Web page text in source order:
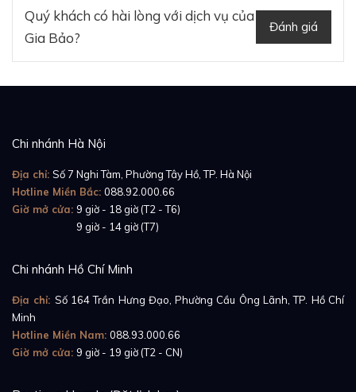
Như các bạn đã biết, Rolex và Wimbledon có mối
hiệu, và đó cũng là lý do Rolex cho ra mắt phiên bản
mặt số đặc biệt này.
Quý khách có hài lòng với dịch vụ của
Gia Bảo?
Đánh giá
Chi nhánh Hà Nội
Địa chỉ: Số 7 Nghi Tàm, Phường Tây Hồ, TP. Hà Nội
Hotline Miền Bắc: 088.92.000.66
Giờ mở cửa: 9 giờ - 18 giờ (T2 - T6)
9 giờ - 14 giờ (T7)
Chi nhánh Hồ Chí Minh
Địa chỉ: Số 164 Trần Hưng Đạo, Phường Cầu Ông Lãnh, TP. Hồ Chí
Minh
Hotline Miền Nam: 088.93.000.66
Giờ mở cửa: 9 giờ - 19 giờ (T2 - CN)